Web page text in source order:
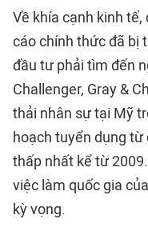
Về khía cạnh kinh
cáo chính thức đã bị
đầu tư phải tìm đến
Challenger, Gray &
thải nhân sự tại Mỹ
hoạch tuyển dụng
thấp nhất kể từ
việc làm quốc gia
kỳ vọng.